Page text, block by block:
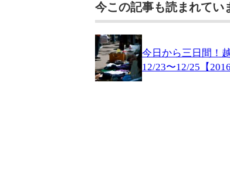
今この記事も読まれてい
今日から三日間！
12/23〜12/25【2016